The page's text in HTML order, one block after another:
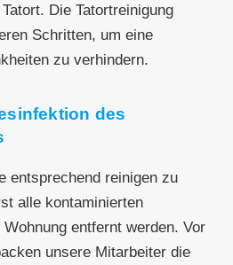
Die Tatortreinigung
Schritten, um eine
zu verhindern.
des
entsprechend reinigen zu
alle kontaminierten
entfernt werden. Vor
unsere Mitarbeiter die